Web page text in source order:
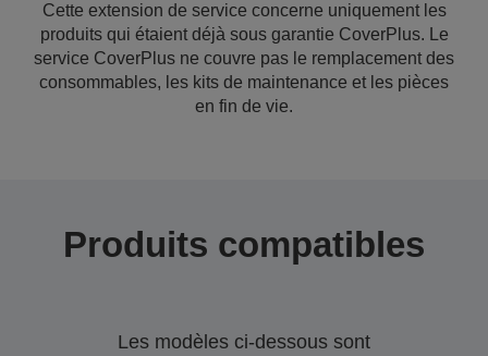
Cette extension de service concerne uniquement les
produits qui étaient déjà sous garantie CoverPlus. Le
service CoverPlus ne couvre pas le remplacement des
consommables, les kits de maintenance et les pièces
en fin de vie.
Produits compatibles
Les modèles ci-dessous sont